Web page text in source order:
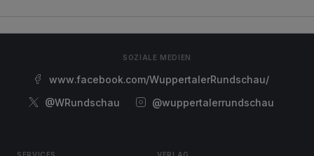
SOZIALE MEDIEN
www.facebook.com/WuppertalerRundschau/
@WRundschau
@wuppertalerrundschau